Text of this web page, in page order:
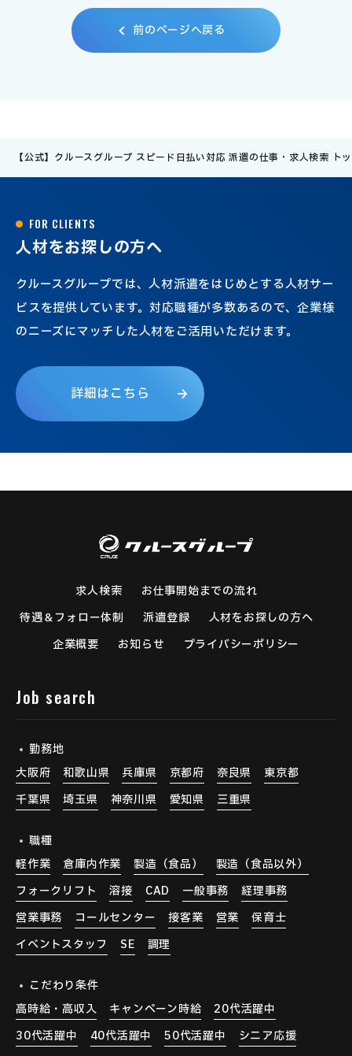
前のページへ戻る
【公式】クルースグループ スピード日払い対応 派遣の仕事・求人検索 ト
FOR CLIENTS
人材をお探しの方へ
クルースグループでは、人材派遣をはじめとする人材サー
ビスを提供しています。対応職種が多数あるので、企業様
のニーズにマッチした人材をご活用いただけます。
詳細はこち ら
求人検索
お仕事開始までの流れ
待遇＆フォロー体制
派遣登録
人材をお探しの方へ
企業概要
お知らせ プライバシーポリシー
Job search
勤務地
大阪府
和歌山県 兵庫県 京都府 奈良県
東京都
千葉県
埼玉県 神奈川県 愛知県 三重県
職種
軽作業
倉庫内作業 製造（食品）
製造（食品以外）
フォークリフト
溶接 CAD 一般事務
経理事務
営業事務
コールセンター 接客業 営業
保育士
イベントスタッフ
SE 調理
こだわり条件
高時給・高収入
キャンペーン時給
20代活躍中
30代活躍中
40代活躍中 50代活躍中
シニア応援